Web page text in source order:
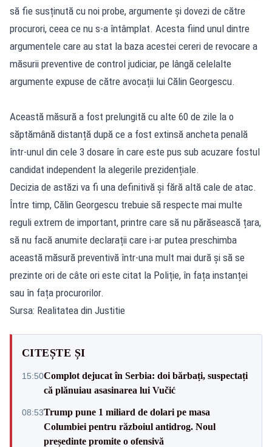
să fie susținută cu noi probe, argumente și dovezi de către
procurori, ceea ce nu s-a întâmplat. Acesta fiind unul dintre
argumentele care au stat la baza acestei cereri de revocare a
măsurii preventive de control judiciar, pe lângă celelalte
argumente expuse de către avocații lui Călin Georgescu.
Această măsură a fost prelungită cu alte 60 de zile la o
săptămână distanță după ce a fost extinsă ancheta penală
într-unul din cele 3 dosare în care este pus sub acuzare fostul
candidat independent la alegerile prezidențiale.
Decizia de astăzi va fi una definitivă și fără altă cale de atac.
Între timp, Călin Georgescu trebuie să respecte mai multe
reguli extrem de important, printre care să nu părăsească țara,
să nu facă anumite declarații care i-ar putea preschimba
această măsură preventivă într-una mult mai dură și să se
prezinte ori de câte ori este citat la Poliție, în fața instanței
sau în fața procurorilor.
Sursa: Realitatea din Justitie
CITEȘTE ȘI
15:50Complot dejucat în Serbia: doi bărbați, suspectați
că plănuiau asasinarea lui Vučić
08:53Trump pune 1 miliard de dolari pe masa
Columbiei pentru războiul antidrog. Noul
președinte promite o ofensivă